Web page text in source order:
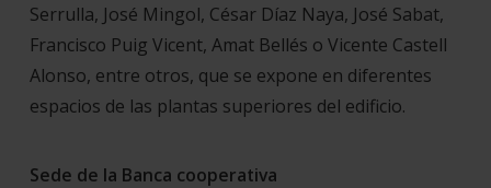
Serrulla, José Mingol, César Díaz Naya, José Sabat,
Francisco Puig Vicent, Amat Bellés o Vicente Castell
Alonso, entre otros, que se expone en diferentes
espacios de las plantas superiores del edificio.
Sede de la Banca cooperativa